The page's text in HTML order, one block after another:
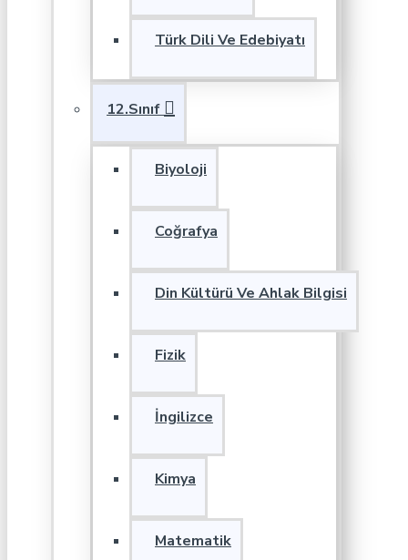
Türk Dili Ve Edebiyatı
12.Sınıf
Biyoloji
Coğrafya
Din Kültürü Ve Ahlak Bilgisi
Fizik
İngilizce
Kimya
Matematik